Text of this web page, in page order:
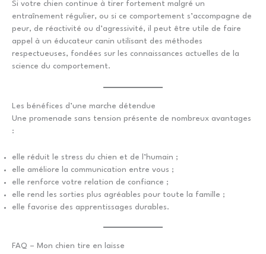
Si votre chien continue à tirer fortement malgré un
entraînement régulier, ou si ce comportement s’accompagne de
peur, de réactivité ou d’agressivité, il peut être utile de faire
appel à un éducateur canin utilisant des méthodes
respectueuses, fondées sur les connaissances actuelles de la
science du comportement.
Les bénéfices d’une marche détendue
Une promenade sans tension présente de nombreux avantages
:
elle réduit le stress du chien et de l’humain ;
elle améliore la communication entre vous ;
elle renforce votre relation de confiance ;
elle rend les sorties plus agréables pour toute la famille ;
elle favorise des apprentissages durables.
FAQ – Mon chien tire en laisse